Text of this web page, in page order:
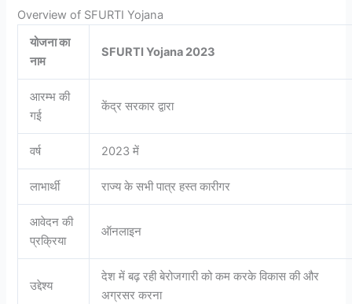
Overview of SFURTI Yojana
योजना का
नाम
SFURTI Yojana 2023
आरम्भ की
गई
केंद्र सरकार द्वारा
वर्ष 2023 में
लाभार्थी राज्य के सभी पात्र हस्त कारीगर
आवेदन की
प्रक्रिया
ऑनलाइन
उद्देश्य
देश में बढ़ रही बेरोजगारी को कम करके विकास की और
अग्रसर करना